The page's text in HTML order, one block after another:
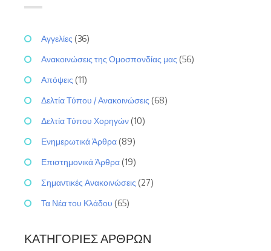
Αγγελίες (36)
Ανακοινώσεις της Ομοσπονδίας μας (56)
Απόψεις (11)
Δελτία Τύπου / Ανακοινώσεις (68)
Δελτία Τύπου Χορηγών (10)
Ενημερωτικά Άρθρα (89)
Επιστημονικά Άρθρα (19)
Σημαντικές Ανακοινώσεις (27)
Τα Νέα του Κλάδου (65)
ΚΑΤΗΓΟΡΊΕΣ ΆΡΘΡΩΝ